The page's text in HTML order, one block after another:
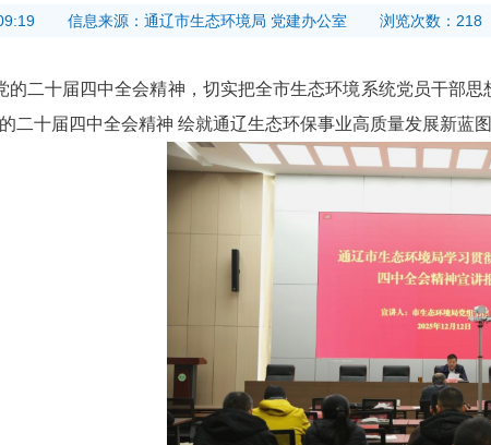
信息来源： 通辽市生态环境局 党建办公室 浏览次数：218
的二十届四中全会精神，切实把全市生态环境系统党员干部
二十届四中全会精神 绘就通辽生态环保事业高质量发展新蓝